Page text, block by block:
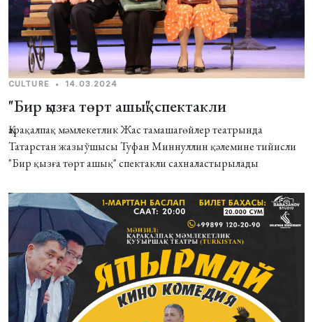
CULTURE • 14.03.2024
"Бир қызға төрт ашық" спектакли
Қарақалпақ мәмлекетлик Жас тамашагөйлер театрында
Татарстан жазыўшысы Туфан Миннуллин қәлемине тийисли
"Бир қызға төрт ашық" спектакли сахналастырылады